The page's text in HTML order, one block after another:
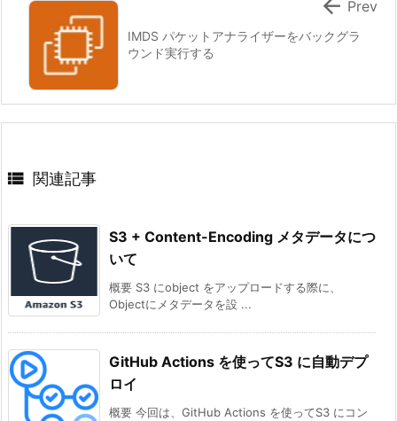
IMDS パケットアナライザーをバックグラ
ウンド実行する
 Prev
 関連記事
S3 + Content-Encoding メタデータにつ
いて
概要 S3 にobject をアップロードする際に、
Objectにメタデータを設 ...
GitHub Actions を使ってS3 に自動デプ
ロイ
概要 今回は、GitHub Actions を使ってS3 にコン